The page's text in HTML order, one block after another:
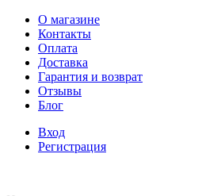
О магазине
Контакты
Оплата
Доставка
Гарантия и возврат
Отзывы
Блог
Вход
Регистрация